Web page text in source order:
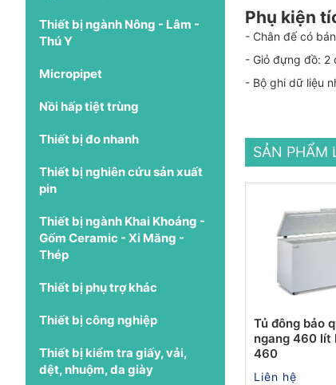
Thiết bị ngành Nông - Lâm -
Thú Y
Micropipet
Nồi hấp tiệt trùng
Thiết bị đo nhanh
Thiết bị nghiên cứu sản xuất
pin
Thiết bị ngành Khai Khoáng -
Gốm Ceramic - Xi Măng -
Thép
Thiết bị phụ trợ khác
Thiết bị công nghiệp
Thiết bị kiểm tra giấy, vải,
dệt, nhuộm, da giày
Phụ kiện
- Chân đế có
- Giỏ đựng đồ: 2
- Bộ ghi dữ liệu
SẢN PHẨM
Tủ đông bảo
ngang 460 lít
460
Liên hệ